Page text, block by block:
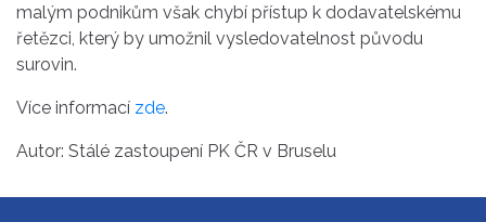
malým podnikům však chybí přístup k dodavatelskému
řetězci, který by umožnil vysledovatelnost původu
surovin.
Více informací zde.
Autor: Stálé zastoupení PK ČR v Bruselu